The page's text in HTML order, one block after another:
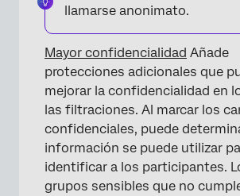
Comportamiento de Desglose
Múltiples rupturas
Comportamiento de las tasas de
Preguntas frequentes
llamarse anonimato.
Mayor confidencialidad Añade
protecciones adicionales que
mejorar la confidencialidad en
las filtraciones. Al marcar los
confidenciales, puede
información se puede utilizar
identificar a los participantes.
grupos sensibles que no